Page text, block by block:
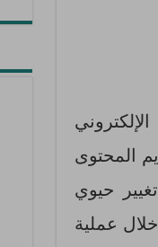
المحتوى
حيوي
عملية